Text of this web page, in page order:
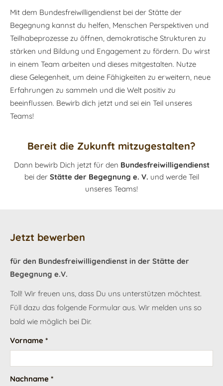
Mit dem Bundesfreiwilligendienst bei der Stätte der
Begegnung kannst du helfen, Menschen Perspektiven und
Teilhabeprozesse zu öffnen, demokratische Strukturen zu
stärken und Bildung und Engagement zu fördern. Du wirst
in einem Team arbeiten und dieses mitgestalten. Nutze
diese Gelegenheit, um deine Fähigkeiten zu erweitern, neue
Erfahrungen zu sammeln und die Welt positiv zu
beeinflussen. Bewirb dich jetzt und sei ein Teil unseres
Teams!
Bereit die Zukunft mitzugestalten?
Dann bewirb Dich jetzt für den Bundesfreiwilligendienst
bei der Stätte der Begegnung e. V. und werde Teil
unseres Teams!
Jetzt bewerben
für den Bundesfreiwilligendienst in der Stätte der
Begegnung e.V.
Toll! Wir freuen uns, dass Du uns unterstützen möchtest.
Füll dazu das folgende Formular aus. Wir melden uns so
bald wie möglich bei Dir.
Vorname *
Nachname *